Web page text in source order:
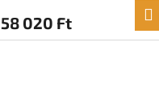
58 020 Ft